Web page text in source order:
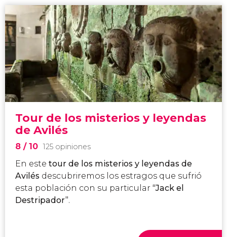
Tour de los misterios y leyendas
de Avilés
8 / 10 125 opiniones
En este tour de los misterios y leyendas de
Avilés descubriremos los estragos que sufrió
esta población con su particular “Jack el
Destripador”.